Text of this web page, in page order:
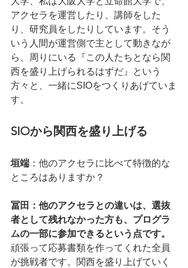
アクセラを運営したり、講師をした
り、研究員をしたりしています。そう
いう人間が運営側で主として動きなが
ら、周りにいる『この人たちとなら関
西を盛り上げられるはずだ』という
方々と、一緒にSIOをつくりあげていま
す。
SIOから関西を盛り上げる
垣端 ：他のアクセラに比べて特徴的な
ところはありますか？
冨田：他のアクセラとの違いは、選抜
者として残れなかった方も、プログラ
ムの一部に参加できるという点です。
頑張って応募書類を作ってくれた全員
が挑戦者です。関西を盛り上げていく